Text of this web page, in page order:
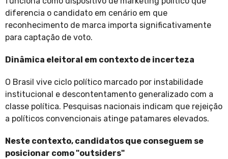
diferencia o candidato em cenário em que
reconhecimento de marca importa significativamente
para captação de voto.
Dinâmica eleitoral em contexto de incerteza
O Brasil vive ciclo político marcado por instabilidade
institucional e descontentamento generalizado com a
classe política. Pesquisas nacionais indicam que rejeição
a políticos convencionais atinge patamares elevados.
Neste contexto, candidatos que conseguem se
posicionar como "outsiders"